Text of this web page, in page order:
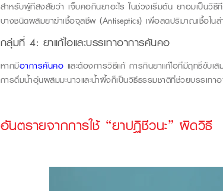
สำหรับผู้ที่สงสัยวา เจ็บคอกินยาอะไร ในช่วงเริ่มต้น ยาอมเป็น
บางชนิดผสมยาฆ่าเชื้อจุลชีพ(Antiseptics) เพื่อลดปริมาณเชื้อใน
กลุ่มที่ 4: ยาแก้ไอและบรรเทาอาการคันคอ
หากมีอาการคันคอ และต้องการวิธีแก้ การกินยาแก้ไอที่มีฤทธิ์ขับเ
การดื่มน้ำอุ่นผสมมะนาวและน้ำผึ้งก็เป็นวิธีธรรมชาติที่ช่วยบรรเท
อันตรายจากการใช้ “ยาปฏิชีวนะ” ผิดวิธี